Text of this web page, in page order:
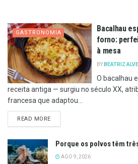
GASTRONOMIA
Bacalhau
forno:
à mesa
BY BEATRIZ
O bacalhau
receita antiga — surgiu no século XX,
francesa que adaptou...
READ MOREDETAILS
Porque os polvos têm
AGO 9, 2026